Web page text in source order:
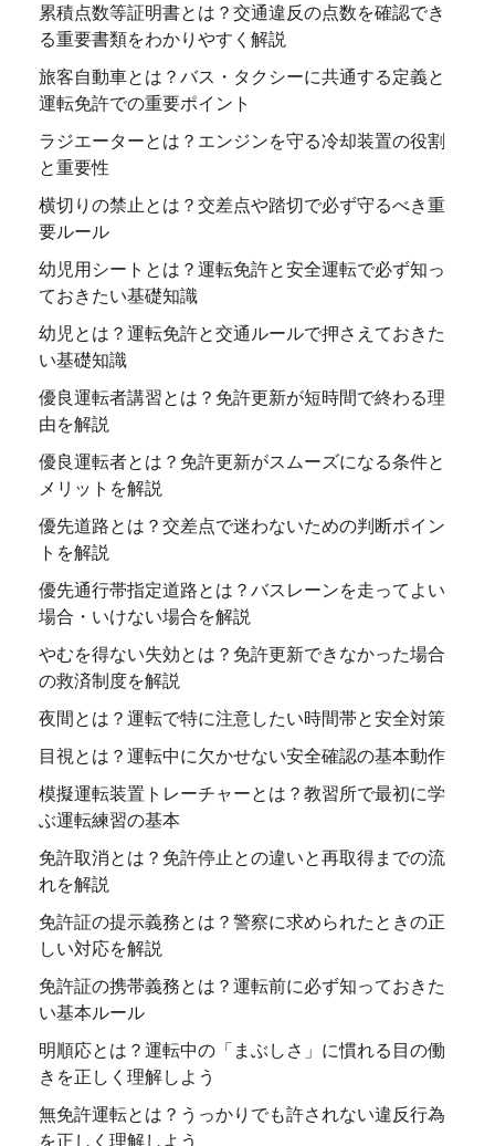
累積点数等証明書とは？交通違反の点数を確認でき
る重要書類をわかりやすく解説
旅客自動車とは？バス・タクシーに共通する定義と
運転免許での重要ポイント
ラジエーターとは？エンジンを守る冷却装置の役割
と重要性
横切りの禁止とは？交差点や踏切で必ず守るべき重
要ルール
幼児用シートとは？運転免許と安全運転で必ず知っ
ておきたい基礎知識
幼児とは？運転免許と交通ルールで押さえておきた
い基礎知識
優良運転者講習とは？免許更新が短時間で終わる理
由を解説
優良運転者とは？免許更新がスムーズになる条件と
メリットを解説
優先道路とは？交差点で迷わないための判断ポイン
トを解説
優先通行帯指定道路とは？バスレーンを走ってよい
場合・いけない場合を解説
やむを得ない失効とは？免許更新できなかった場合
の救済制度を解説
夜間とは？運転で特に注意したい時間帯と安全対策
目視とは？運転中に欠かせない安全確認の基本動作
模擬運転装置トレーチャーとは？教習所で最初に学
ぶ運転練習の基本
免許取消とは？免許停止との違いと再取得までの流
れを解説
免許証の提示義務とは？警察に求められたときの正
しい対応を解説
免許証の携帯義務とは？運転前に必ず知っておきた
い基本ルール
明順応とは？運転中の「まぶしさ」に慣れる目の働
きを正しく理解しよう
無免許運転とは？うっかりでも許されない違反行為
を正しく理解しよう